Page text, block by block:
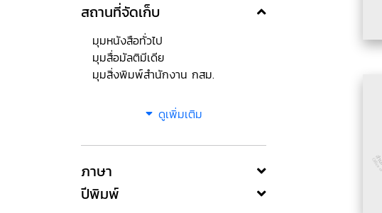
สถานที่จัดเก็บ
มุมหนังสือทั่วไป
มุมสื่อมัลติมีเดีย
มุมสิ่งพิมพ์สำนักงาน กสม.
ดูเพิ่มเติม
ภาษา
ปีพิมพ์